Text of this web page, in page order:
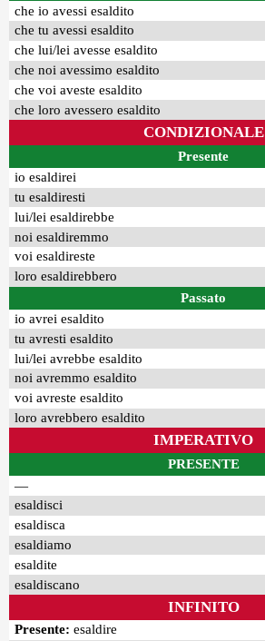
che io avessi esaldito
che tu avessi esaldito
che lui/lei avesse esaldito
che noi avessimo esaldito
che voi aveste esaldito
che loro avessero esaldito
CONDIZIONALE
Presente
io esaldirei
tu esaldiresti
lui/lei esaldirebbe
noi esaldiremmo
voi esaldireste
loro esaldirebbero
Passato
io avrei esaldito
tu avresti esaldito
lui/lei avrebbe esaldito
noi avremmo esaldito
voi avreste esaldito
loro avrebbero esaldito
IMPERATIVO
PRESENTE
—
esaldisci
esaldisca
esaldiamo
esaldite
esaldiscano
INFINITO
Presente: esaldire